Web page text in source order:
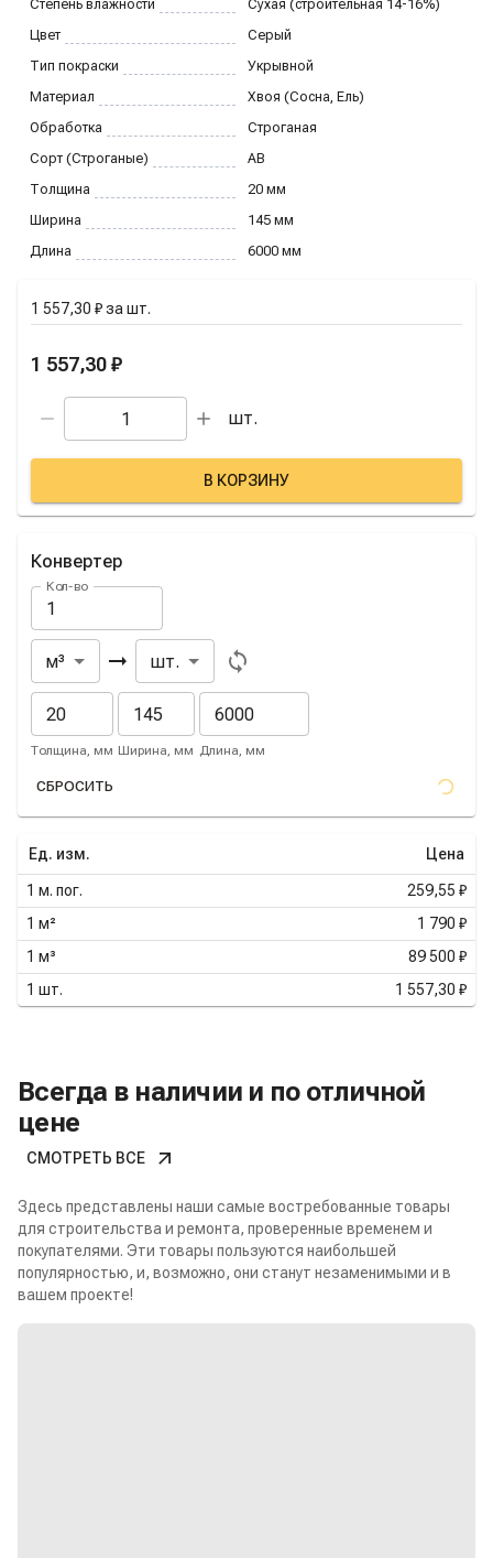
Степень влажности
Сухая (строительная 14-16%)
Цвет
Серый
Тип покраски
Укрывной
Материал
Хвоя (Сосна, Ель)
Обработка
Строганая
Сорт (Строганые)
AB
Толщина
20 мм
Ширина
145 мм
Длина
6000 мм
1 557,30 ₽за шт.
1 557,30 ₽
шт.
В КОРЗИНУ
Конвертер
Кол-во
Из
м³
В
шт.
Толщина, мм Ширина, мм Длина, мм
СБРОСИТЬ
Ед. изм. Цена
1 м. пог.
259,55 ₽
1 м²
1 790 ₽
1 м³
89 500 ₽
1 шт. 1 557,30 ₽
Всегда в наличии и по отличной
цене
СМОТРЕТЬ ВСЕ
Здесь представлены наши самые востребованные товары
для строительства и ремонта, проверенные временем и
покупателями. Эти товары пользуются наибольшей
популярностью, и, возможно, они станут незаменимыми и в
вашем проекте!